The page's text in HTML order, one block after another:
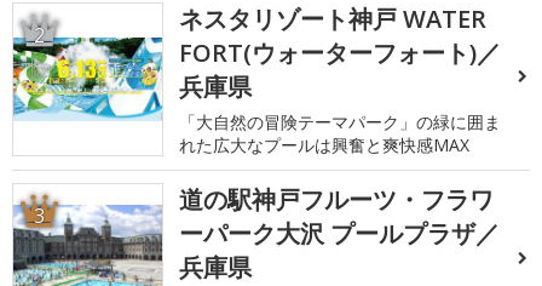
2
ネスタリゾート神戸 WATER
FORT(ウォーターフォート)／
兵庫県
「大自然の冒険テーマパーク」の緑に囲ま
れた広大なプールは興奮と爽快感MAX
3
道の駅神戸フルーツ・フラワ
ーパーク大沢 プールプラザ／
兵庫県